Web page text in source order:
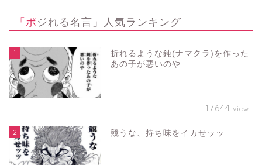
「ポジれる名言」人気ランキング
1
折れるような鈍(ナマクラ)を作った
あの子が悪いのや
17644 view
2 競うな、持ち味をイカせッッ